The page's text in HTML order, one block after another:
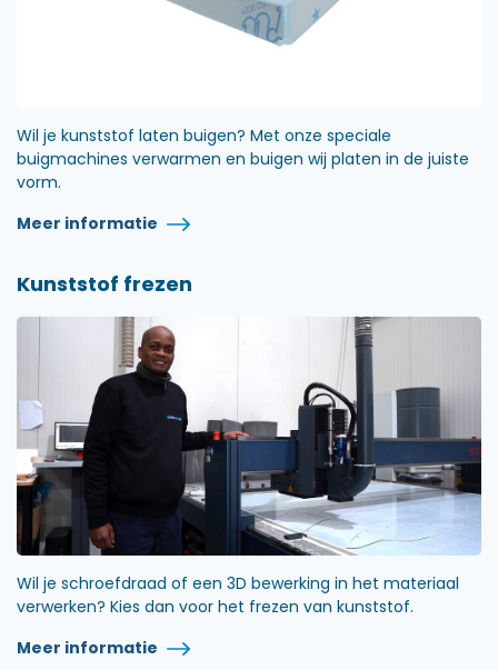
Wil je kunststof laten buigen? Met onze speciale
buigmachines verwarmen en buigen wij platen in de juiste
vorm.
Meer informatie
Kunststof frezen
Wil je schroefdraad of een 3D bewerking in het materiaal
verwerken? Kies dan voor het frezen van kunststof.
Meer informatie